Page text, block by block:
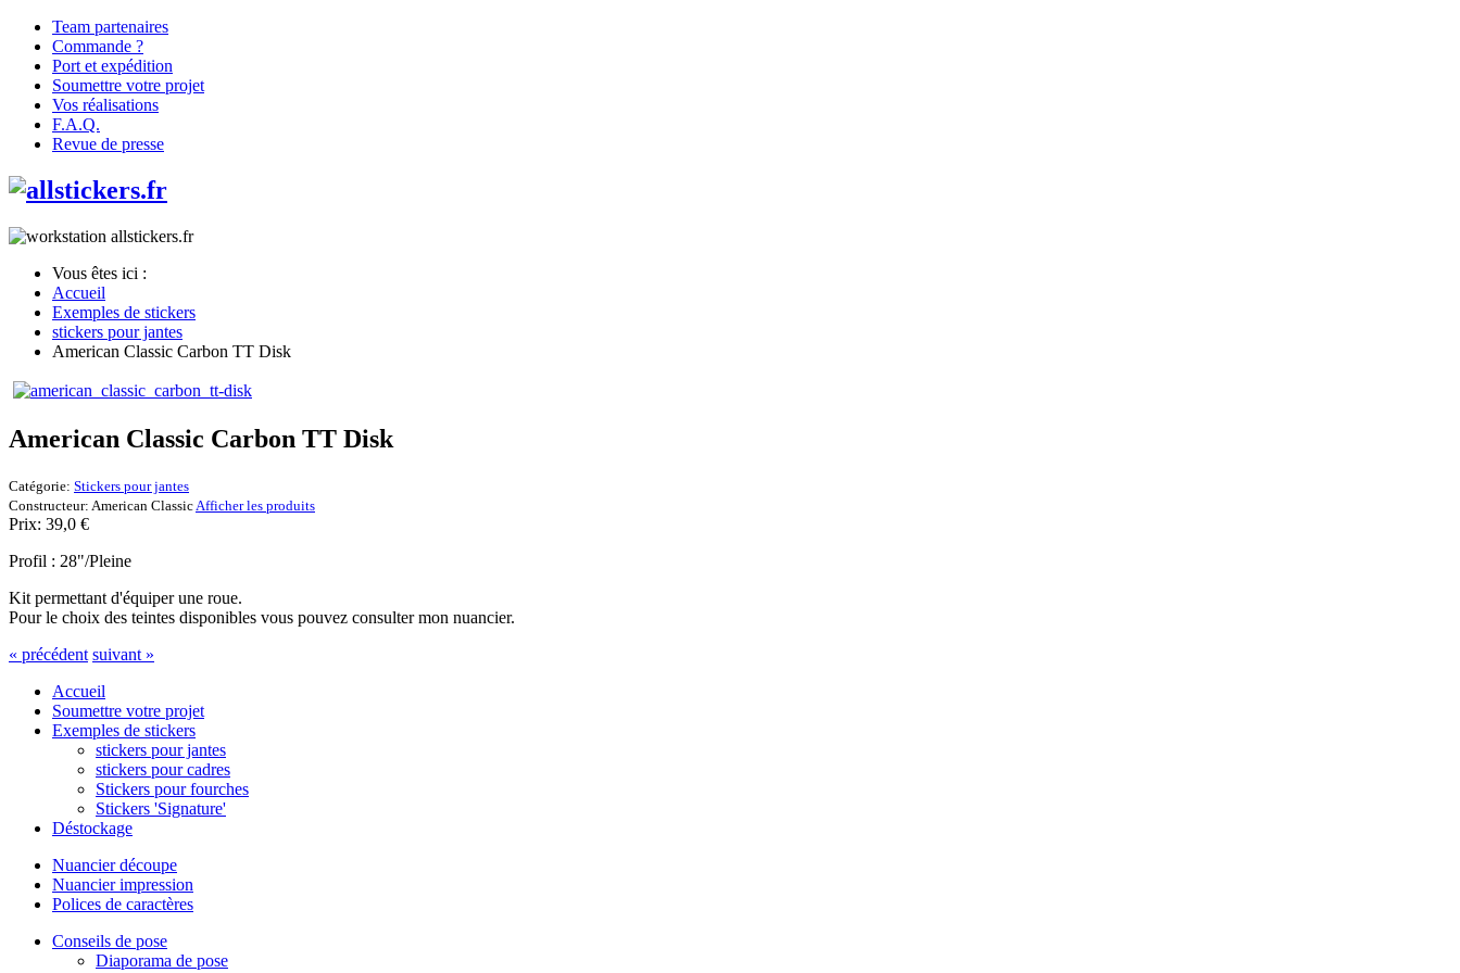
Team partenaires
Commande ?
Port et expédition
Soumettre votre projet
Vos réalisations
F.A.Q.
Revue de presse
Vous êtes ici :
Accueil
Exemples de stickers
stickers pour jantes
American Classic Carbon TT Disk
American Classic Carbon TT Disk
Catégorie: Stickers pour jantes
Constructeur: American Classic Afficher les produits
Prix: 39,0 €
Profil : 28"/Pleine
Kit permettant d'équiper une roue.
Pour le choix des teintes disponibles vous pouvez consulter mon nuancier.
« précédent suivant »
Accueil
Soumettre votre projet
Exemples de stickers
stickers pour jantes
stickers pour cadres
Stickers pour fourches
Stickers 'Signature'
Déstockage
Nuancier découpe
Nuancier impression
Polices de caractères
Conseils de pose
Diaporama de pose